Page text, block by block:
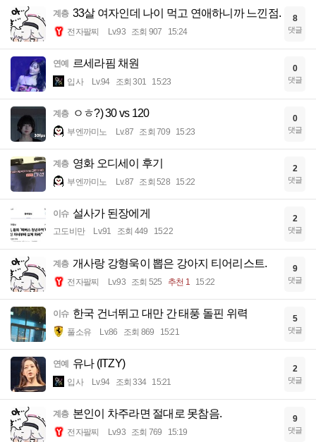
계층 33살 여자인데 나이 먹고 연애하니까 느낀점.
전자팔찌 Lv.93 조회 907 15:24
8
댓글
연예 르세라핌 채원
입사 Lv.94 조회 301 15:23
0
댓글
계층 ㅇㅎ?) 30 vs 120
부엔까미노 Lv.87 조회 709 15:23
0
댓글
계층 영화 오디세이 후기
부엔까미노 Lv.87 조회 528 15:22
2
댓글
이슈 설사가 된장에게
고도비만 Lv.91 조회 449 15:22
2
댓글
계층 개사랑 강형욱이 뽑은 강아지 티어리스트.
전자팔찌 Lv.93 조회 525 추천 1 15:22
9
댓글
이슈 한국 건너뛰고 대만 간 태풍 돌핀 위력
풀소유 Lv.86 조회 869 15:21
5
댓글
연예 유나 (ITZY)
입사 Lv.94 조회 334 15:21
2
댓글
계층 본인이 차주라면 절대로 못참음.
전자팔찌 Lv.93 조회 769 15:19
9
댓글